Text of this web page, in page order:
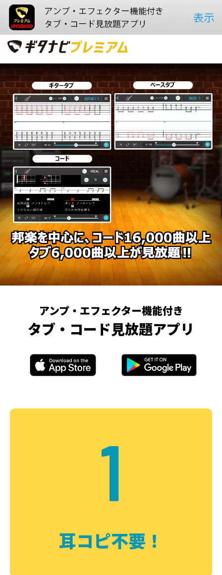
アンプ・エフェクター機能付き
タブ・コード見放題アプリ
1
耳コピ不要！